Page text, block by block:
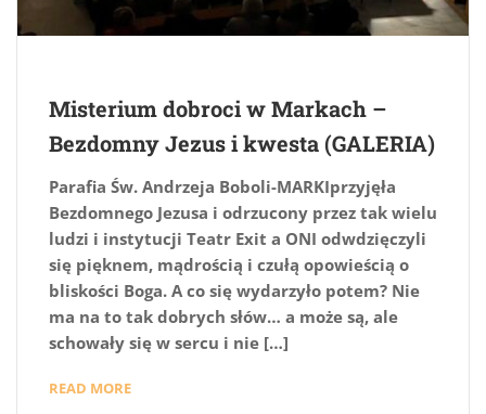
Misterium dobroci w Markach –
Bezdomny Jezus i kwesta (GALERIA)
Parafia Św. Andrzeja Boboli-MARKIprzyjęła
Bezdomnego Jezusa i odrzucony przez tak wielu
ludzi i instytucji Teatr Exit a ONI odwdzięczyli
się pięknem, mądrością i czułą opowieścią o
bliskości Boga. A co się wydarzyło potem? Nie
ma na to tak dobrych słów… a może są, ale
schowały się w sercu i nie […]
READ MORE